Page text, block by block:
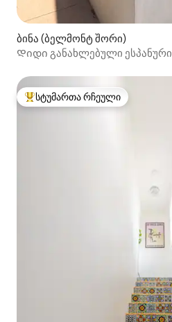
ბინა (ბელმონტ შორი)
Დიდი განახლებული ესპანური
სტუმართა რჩეული მოწინავე
სტუმართა რჩეული